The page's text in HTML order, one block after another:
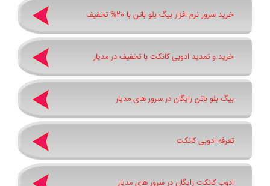
خرید سرور نرم افزار بیگ بلو باتن با 20% تخفیف
خرید و تمدید ادوبی کانکت با تخفیف در مدیار
بیگ بلو باتن رایگان در سرور های مدیار
تعرفه ادوبی کانکت
ادوب کانکت رایگان در سرور های مدیار